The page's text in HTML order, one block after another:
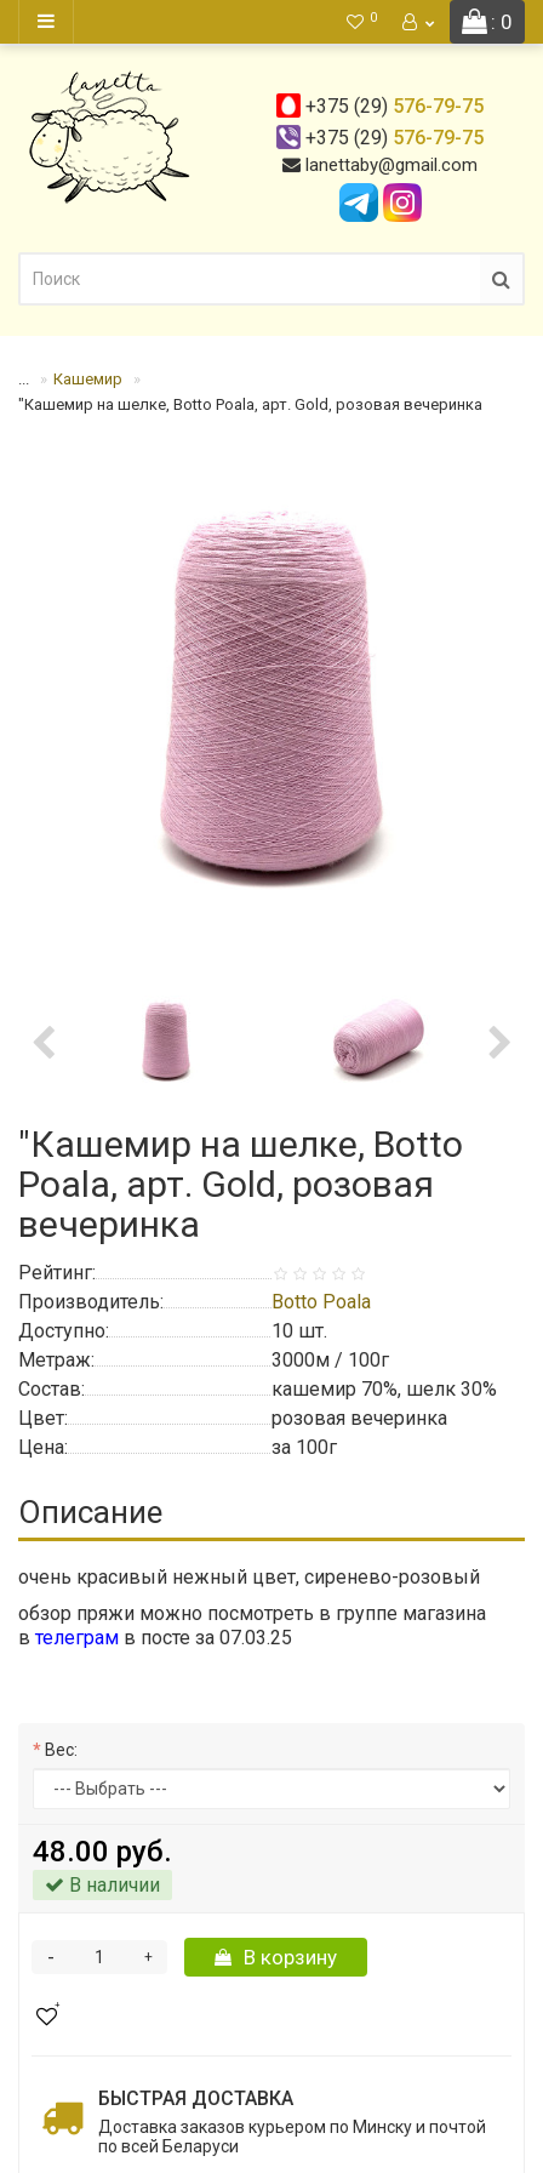
: 0
0
+375 (29) 576-79-75
+375 (29) 576-79-75
lanettaby@gmail.com
...
Кашемир
"Кашемир на шелке, Botto Poala, арт. Gold, розовая вечеринка
"Кашемир на шелке, Botto
Poala, арт. Gold, розовая
вечеринка
Рейтинг:
Производитель:
Botto Poala
Доступно:
10 шт.
Метраж:
3000м / 100г
Состав:
кашемир 70%, шелк 30%
Цвет:
розовая вечеринка
Цена:
за 100г
Описание
очень красивый нежный цвет, сиренево-розовый
обзор пряжи можно посмотреть в группе магазина
в телеграм в посте за 07.03.25
Вес:
48.00 руб.
В наличии
+
- В корзину
БЫСТРАЯ ДОСТАВКА
Доставка заказов курьером по Минску и почтой
по всей Беларуси